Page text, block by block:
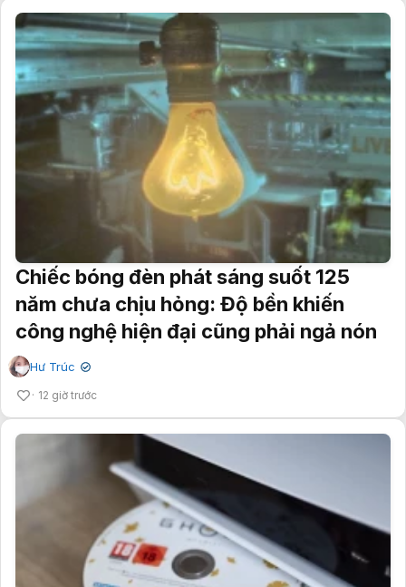
Chiếc bóng đèn phát sáng suốt 125
năm chưa chịu hỏng: Độ bền khiến
công nghệ hiện đại cũng phải ngả nón
Hư Trúc ✔
12 giờ trước